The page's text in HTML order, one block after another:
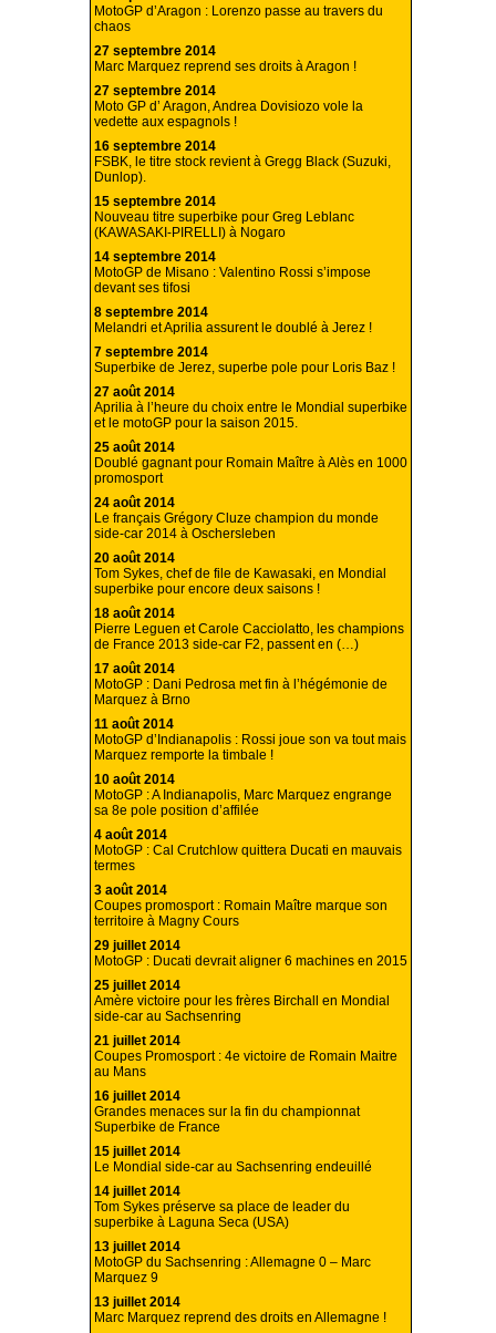
MotoGP d’Aragon : Lorenzo passe au travers du
chaos
27 septembre 2014
Marc Marquez reprend ses droits à Aragon !
27 septembre 2014
Moto GP d’ Aragon, Andrea Dovisiozo vole la
vedette aux espagnols !
16 septembre 2014
FSBK, le titre stock revient à Gregg Black (Suzuki,
Dunlop).
15 septembre 2014
Nouveau titre superbike pour Greg Leblanc
(KAWASAKI-PIRELLI) à Nogaro
14 septembre 2014
MotoGP de Misano : Valentino Rossi s’impose
devant ses tifosi
8 septembre 2014
Melandri et Aprilia assurent le doublé à Jerez !
7 septembre 2014
Superbike de Jerez, superbe pole pour Loris Baz !
27 août 2014
Aprilia à l’heure du choix entre le Mondial superbike
et le motoGP pour la saison 2015.
25 août 2014
Doublé gagnant pour Romain Maître à Alès en 1000
promosport
24 août 2014
Le français Grégory Cluze champion du monde
side-car 2014 à Oschersleben
20 août 2014
Tom Sykes, chef de file de Kawasaki, en Mondial
superbike pour encore deux saisons !
18 août 2014
Pierre Leguen et Carole Cacciolatto, les champions
de France 2013 side-car F2, passent en (…)
17 août 2014
MotoGP : Dani Pedrosa met fin à l’hégémonie de
Marquez à Brno
11 août 2014
MotoGP d’Indianapolis : Rossi joue son va tout mais
Marquez remporte la timbale !
10 août 2014
MotoGP : A Indianapolis, Marc Marquez engrange
sa 8e pole position d’affilée
4 août 2014
MotoGP : Cal Crutchlow quittera Ducati en mauvais
termes
3 août 2014
Coupes promosport : Romain Maître marque son
territoire à Magny Cours
29 juillet 2014
MotoGP : Ducati devrait aligner 6 machines en 2015
25 juillet 2014
Amère victoire pour les frères Birchall en Mondial
side-car au Sachsenring
21 juillet 2014
Coupes Promosport : 4e victoire de Romain Maitre
au Mans
16 juillet 2014
Grandes menaces sur la fin du championnat
Superbike de France
15 juillet 2014
Le Mondial side-car au Sachsenring endeuillé
14 juillet 2014
Tom Sykes préserve sa place de leader du
superbike à Laguna Seca (USA)
13 juillet 2014
MotoGP du Sachsenring : Allemagne 0 – Marc
Marquez 9
13 juillet 2014
Marc Marquez reprend des droits en Allemagne !